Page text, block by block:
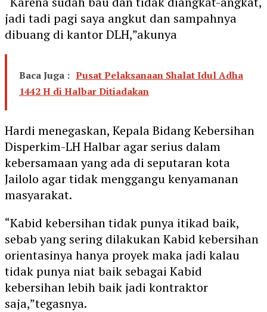
jadi tadi pagi saya angkut dan sampahnya
dibuang di kantor DLH,”akunya
Baca Juga : Pusat Pelaksanaan Shalat Idul Adha
1442 H di Halbar Ditiadakan
Hardi menegaskan, Kepala Bidang Kebersihan
Disperkim-LH Halbar agar serius dalam
kebersamaan yang ada di seputaran kota
Jailolo agar tidak menggangu kenyamanan
masyarakat.
“Kabid kebersihan tidak punya itikad baik,
sebab yang sering dilakukan Kabid kebersihan
orientasinya hanya proyek maka jadi kalau
tidak punya niat baik sebagai Kabid
kebersihan lebih baik jadi kontraktor
saja,”tegasnya.